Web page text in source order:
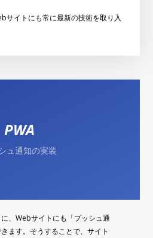
サイトにも常に最新の技術を取り入
PWA
ュ通知の実装
、Webサイトにも「プッシュ通
ます。そうすることで、サイト